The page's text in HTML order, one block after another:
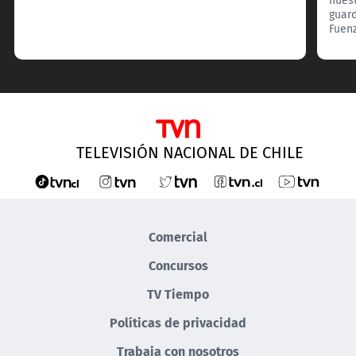
TELEVISIÓN NACIONAL DE CHILE
Comercial
Concursos
TV Tiempo
Políticas de privacidad
Trabaja con nosotros